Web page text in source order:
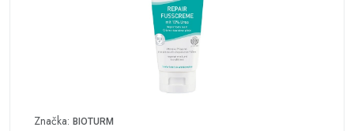
Značka: BIOTURM